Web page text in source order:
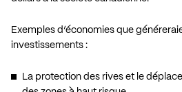
Exemples d’économies que
investissements :
La protection des rives et le